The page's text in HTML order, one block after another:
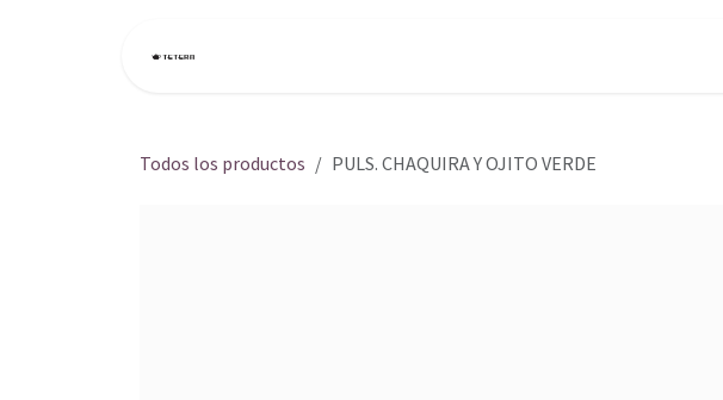
Todos los productos PULS. CHAQUIRA Y OJITO VERDE